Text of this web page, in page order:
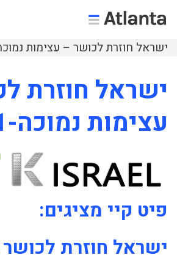
ישראל חוזרת לכושר – עצימות
ישראל חוזרת
עצימות נמוכה-1
פיט קיי מציגים:
ישראל חוזרת